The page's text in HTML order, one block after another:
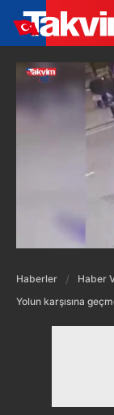
Haberler
Haber
Yolun karşısına